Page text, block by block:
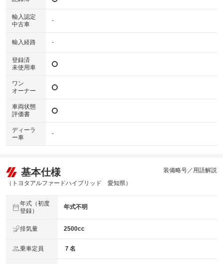
輸入認定
中古車
-
輸入経路 -
登録済
未使用車
ワン
オーナー
車両状態
評価書
ディーラ
ー車
-
基本仕様
（トヨタアルファードハイブリッド 愛知県）
装備略号／用語解説
年式（初度
登録）
年式不明
排気量 2500cc
乗車定員 ７名